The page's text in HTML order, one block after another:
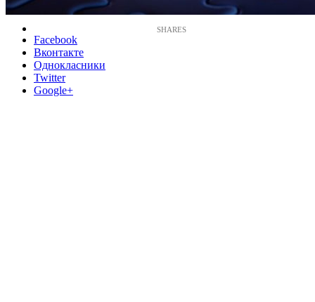
Facebook
Вконтакте
Однокласники
Twitter
Google+